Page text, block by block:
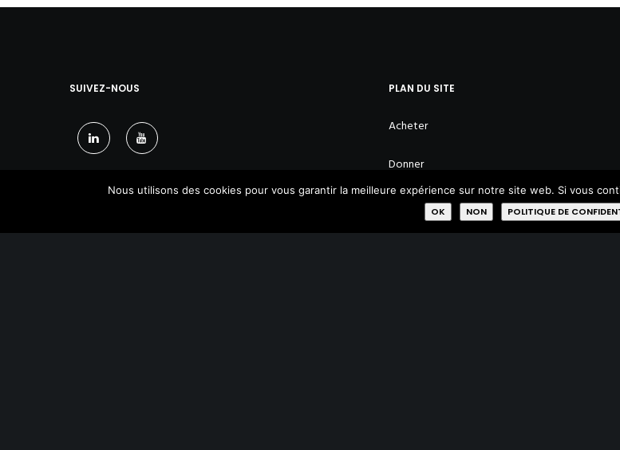
SUIVEZ-NOUS PLAN DU SITE
Acheter
Donner
Réparer
Nous utilisons des cookies pour vous garantir la meilleure expérience sur notre site web. Si vous
OK
NON POLITIQUE DE